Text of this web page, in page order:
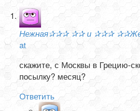
Нежная✰✰✰ ✰✰ и ✰✰✰
at
скажите, с Москвы в Грецию-
посылку? месяц?
Ответить